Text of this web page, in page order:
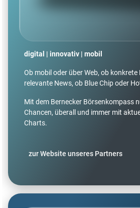
digital | innovativ | mobil
Ob mobil oder über Web, ob
relevante News, ob Blue Chip oder
Mit dem Bernecker Börsenkompass
Chancen, überall und immer mit
Charts.
zur Website unseres Partners